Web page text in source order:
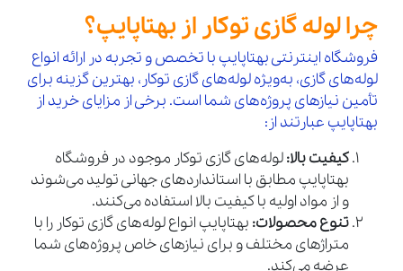
چرا لوله گازی توکار از بهتاپایپ؟
فروشگاه اینترنتی بهتاپایپ با تخصص و تجربه در ارائه انواع
لوله‌های گازی، به‌ویژه لوله‌های گازی توکار، بهترین گزینه برای
تأمین نیازهای پروژه‌های شما است. برخی از مزایای خرید از
بهتاپایپ عبارتند از:
کیفیت بالا:لوله‌های گازی توکار موجود در فروشگاه
بهتاپایپ مطابق با استانداردهای جهانی تولید می‌شوند
و از مواد اولیه با کیفیت بالا استفاده می‌کنند.
تنوع محصولات: بهتاپایپ انواع لوله‌های گازی توکار را با
متراژهای مختلف و برای نیازهای خاص پروژه‌های شما
عرضه می‌کند.